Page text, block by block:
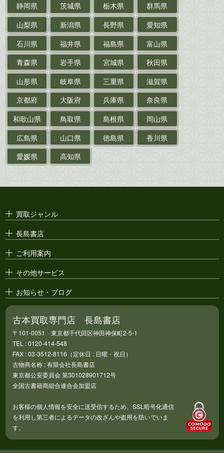
作家草稿・原稿・肉筆物
探偵小説・推理小説
乗物
鉄道・
電車・バス
戦前・戦中の紙物・資料
絵葉書
支那・満洲・朝鮮・
台湾関係古資料
ポスター・チラシ・
静岡県
茨城県 栃木県
群馬県
山梨県
新潟県 長野県
愛知県
石川県
福井県 福島県
富山県
青森県
岩手県 宮城県
秋田県
山形県
岐阜県 三重県
滋賀県
京都府
大阪府 兵庫県
奈良県
和歌山県
鳥取県 島根県
岡山県
広島県
山口県 徳島県
香川県
愛媛県
高知県
買取ジャンル
長島書店
ご利用案内
その他サービス
お知らせ・ブログ
古本買取専門店 長島書店
〒101-0051 東京都千代田区神田神保町2-5-1
TEL : 0120-414-548
FAX : 03-3512-8116（定休日 : 日曜・祝日）
古物商名称 : 有限会社長島書店
東京都公安委員会 第301028901712号
全国古書籍商組合連合会加盟店
お客様の個人情報を安全に送受信するため、SSL暗号化通信
を利用し第三者によるデータの改ざんや盗用を防いでいま
す。